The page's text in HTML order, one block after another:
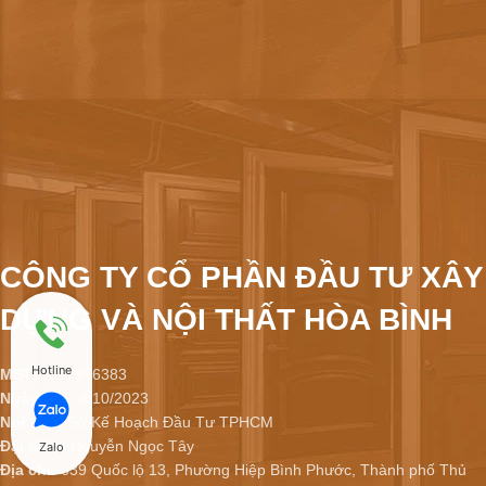
CÔNG TY CỔ PHẦN ĐẦU TƯ XÂY
DỰNG VÀ NỘI THẤT HÒA BÌNH
MST:0317976383
Ngày cấp:
8/10/2023
Nơi cấp:Sở Kế Hoạch Đầu Tư TPHCM
Đại diện:
Nguyễn Ngọc Tây
Địa chỉ:
639 Quốc lộ 13, Phường Hiệp Bình Phước, Thành phố Thủ
Hotline
Zalo